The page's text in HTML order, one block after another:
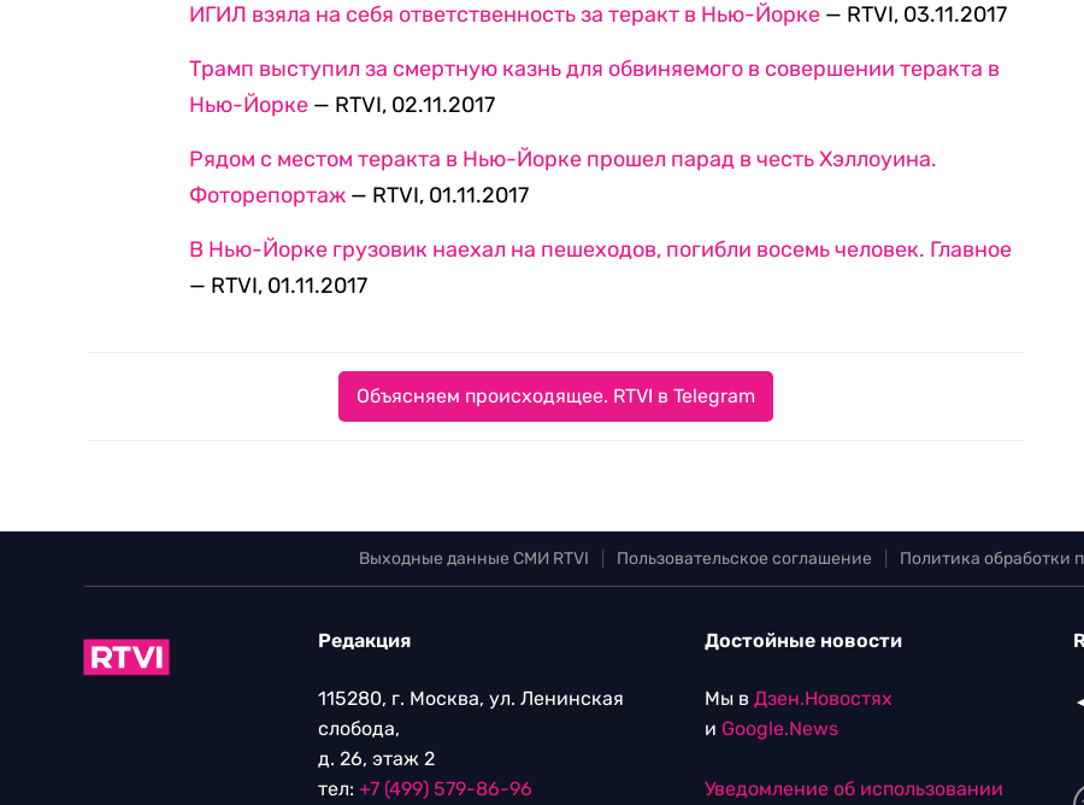
ИГИЛ взяла на себя ответственность за теракт в Нью-Йорке — RTVI, 03.11.2017
Трамп выступил за смертную казнь для обвиняемого в совершении теракта в
Нью-Йорке — RTVI, 02.11.2017
Рядом с местом теракта в Нью-Йорке прошел парад в честь Хэллоуина.
Фоторепортаж — RTVI, 01.11.2017
В Нью-Йорке грузовик наехал на пешеходов, погибли восемь человек. Главное
— RTVI, 01.11.2017
Объясняем происходящее. RTVI в Telegram
Выходные данные СМИ RTVI Пользовательское соглашение Политика обработки
Редакция
115280, г. Москва, ул. Ленинская
слобода,
д. 26, этаж 2
тел: +7 (499) 579-86-96
Достойные новости
Мы в Дзен.Новостях
и Google.News
Уведомление об использовании